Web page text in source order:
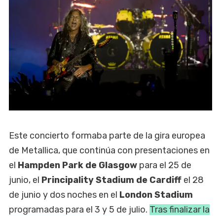
Este concierto formaba parte de la gira europea
de Metallica, que continúa con presentaciones en
el Hampden Park de Glasgow para el 25 de
junio, el Principality Stadium de Cardiff el 28
de junio y dos noches en el London Stadium
programadas para el 3 y 5 de julio. Tras finalizar la